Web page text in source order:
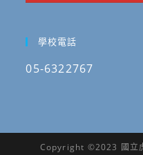
學校電話
05-6322767
Copyright ©2023 國立